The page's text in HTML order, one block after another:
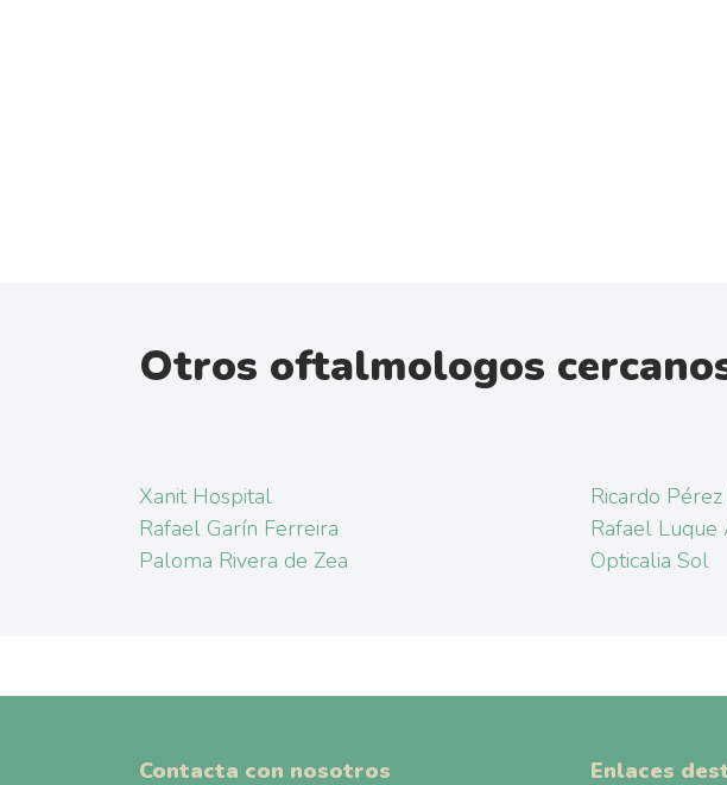
Otros oftalmologos
Xanit Hospital Ricardo
Rafael Garín Ferreira
Rafael
Paloma Rivera de Zea
Opticalia Sol
Contacta con nosotros Enlaces